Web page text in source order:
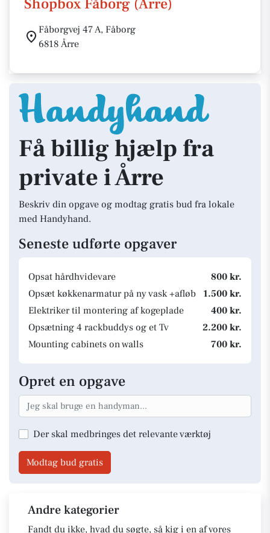
Shopbox Fåborg (Årre)
Fåborgvej 47 A, Fåborg
6818 Årre
Få billig hjælp fra
private i Årre
Beskriv din opgave og modtag gratis bud fra lokale
med Handyhand.
Seneste udførte opgaver
Opsat hårdhvidevare
800 kr.
Opsæt køkkenarmatur på ny vask +afløb
1.500 kr.
Elektriker til montering af kogeplade
400 kr.
Opsætning 4 rackbuddys og et Tv
2.200 kr.
Mounting cabinets on walls
700 kr.
Opret en opgave
Der skal medbringes det relevante værktøj
Modtag bud gratis
Andre kategorier
Fandt du ikke, hvad du søgte, så kig i en af vores